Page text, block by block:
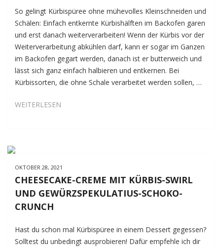
So gelingt Kürbispüree ohne mühevolles Kleinschneiden und
Schälen: Einfach entkernte Kürbishälften im Backofen garen
und erst danach weiterverarbeiten! Wenn der Kürbis vor der
Weiterverarbeitung abkühlen darf, kann er sogar im Ganzen
im Backofen gegart werden, danach ist er butterweich und
lässt sich ganz einfach halbieren und entkernen. Bei
Kürbissorten, die ohne Schale verarbeitet werden sollen, …
WEITERLESEN
OKTOBER 28, 2021
CHEESECAKE-CREME MIT KÜRBIS-SWIRL
UND GEWÜRZSPEKULATIUS-SCHOKO-
CRUNCH
Hast du schon mal Kürbispüree in einem Dessert gegessen?
Solltest du unbedingt ausprobieren! Dafür empfehle ich dir